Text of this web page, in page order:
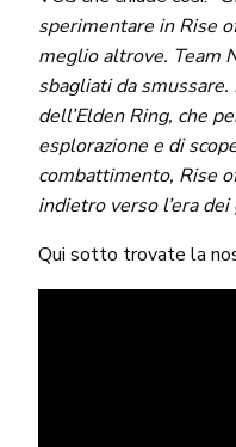
sperimentare in Rise
meglio altrove. Team
sbagliati da
dell’Elden Ring, che
esplorazione e di
combattimento, Rise
indietro verso l’era
Qui sotto trovate la